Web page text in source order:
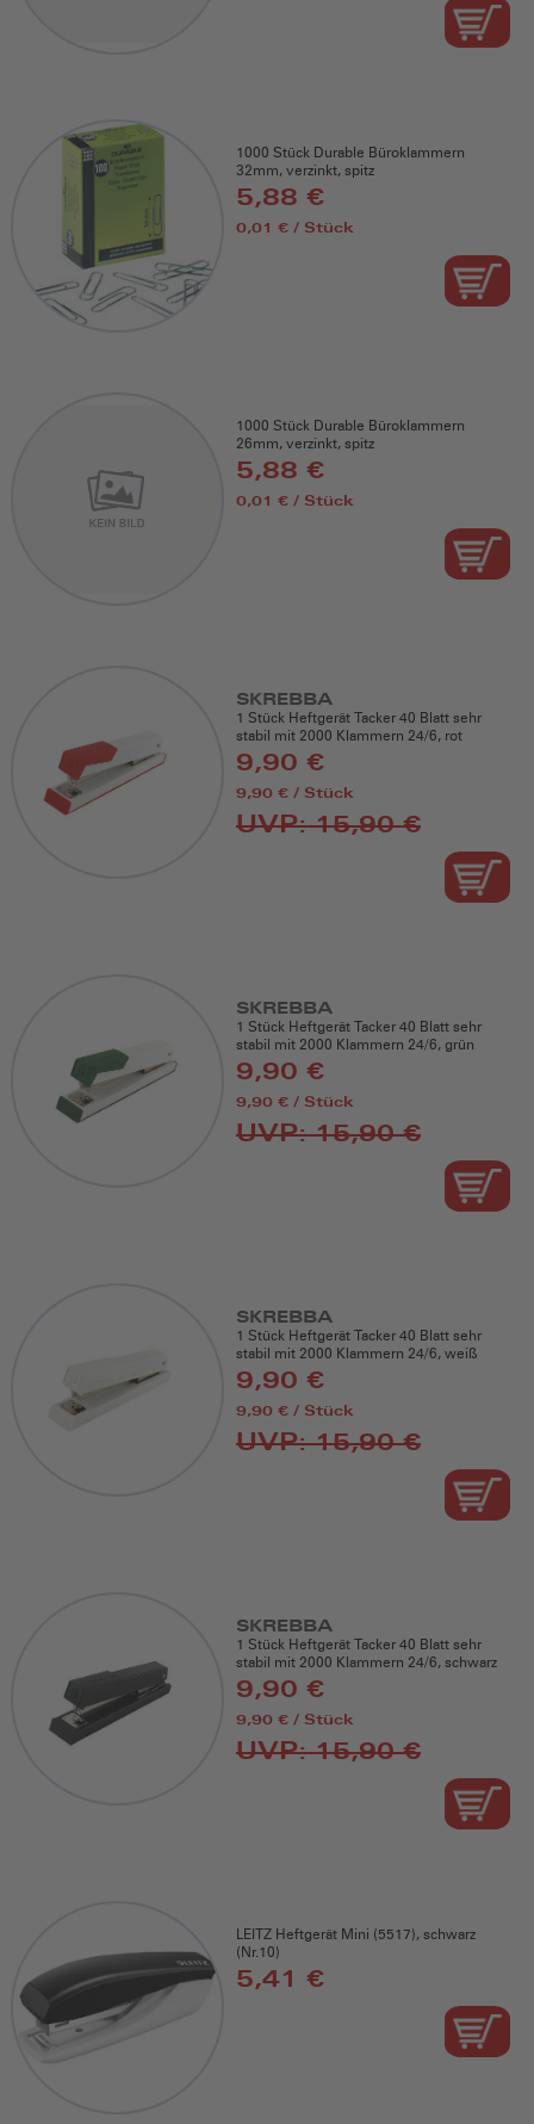
1000 Stück Durable Büroklammern
32mm, verzinkt, spitz
5,88 €
0,01 € / Stück
1000 Stück Durable Büroklammern
26mm, verzinkt, spitz
5,88 €
0,01 € / Stück
SKREBBA
1 Stück Heftgerät Tacker 40 Blatt sehr
stabil mit 2000 Klammern 24/6, rot
9,90 €
9,90 € / Stück
UVP: 15,90 €
SKREBBA
1 Stück Heftgerät Tacker 40 Blatt sehr
stabil mit 2000 Klammern 24/6, grün
9,90 €
9,90 € / Stück
UVP: 15,90 €
SKREBBA
1 Stück Heftgerät Tacker 40 Blatt sehr
stabil mit 2000 Klammern 24/6, weiß
9,90 €
9,90 € / Stück
UVP: 15,90 €
SKREBBA
1 Stück Heftgerät Tacker 40 Blatt sehr
stabil mit 2000 Klammern 24/6, schwarz
9,90 €
9,90 € / Stück
UVP: 15,90 €
LEITZ Heftgerät Mini (5517), schwarz
(Nr.10)
5,41 €